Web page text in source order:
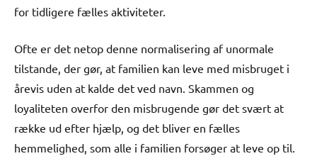
for tidligere fælles aktiviteter.
Ofte er det netop denne normalisering af unormale
tilstande, der gør, at familien kan leve med misbruget i
årevis uden at kalde det ved navn. Skammen og
loyaliteten overfor den misbrugende gør det svært at
række ud efter hjælp, og det bliver en fælles
hemmelighed, som alle i familien forsøger at leve op til.